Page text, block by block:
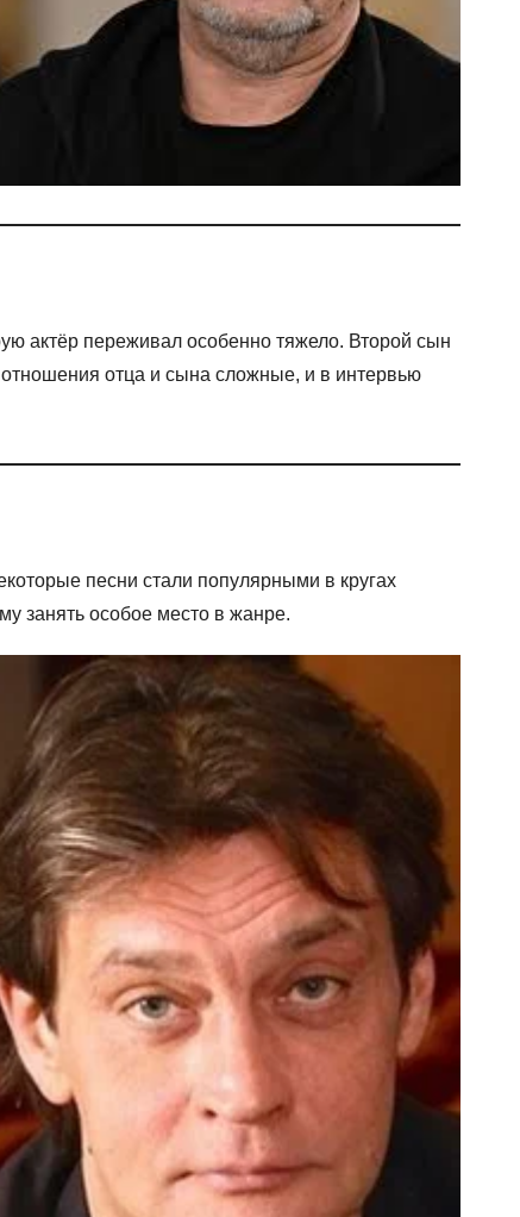
актёр переживал особенно тяжело. Второй сын
отца и сына сложные, и в интервью
песни стали популярными в кругах
занять особое место в жанре.